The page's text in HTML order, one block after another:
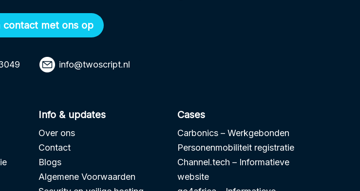
contact met ons op
info@twoscript.nl
Info & updates
Over ons
Contact
Blogs
Algemene Voorwaarden
Cases
Carbonics – Werkgebonden
Personenmobiliteit registratie
Channel.tech – Informatieve
website